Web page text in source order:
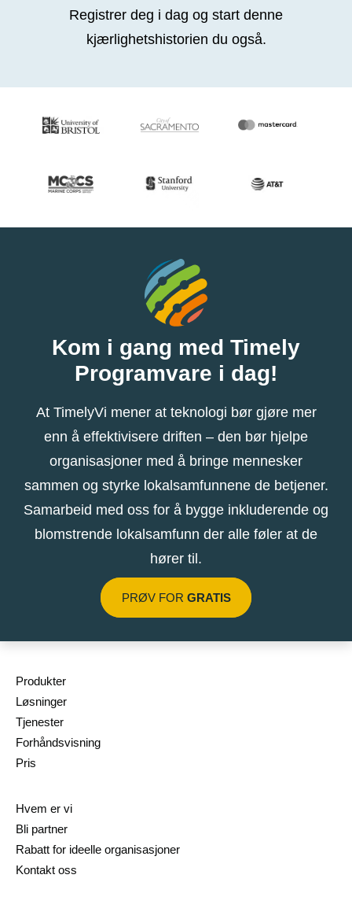
Registrer deg i dag og start denne
kjærlighetshistorien du også.
Kom i gang med Timely
Programvare i dag!
At TimelyVi mener at teknologi bør gjøre mer
enn å effektivisere driften – den bør hjelpe
organisasjoner med å bringe mennesker
sammen og styrke lokalsamfunnene de betjener.
Samarbeid med oss ​​for å bygge inkluderende og
blomstrende lokalsamfunn der alle føler at de
hører til.
PRØV FOR GRATIS
Produkter
Løsninger
Tjenester
Forhåndsvisning
Pris
Hvem er vi
Bli partner
Rabatt for ideelle organisasjoner
Kontakt oss